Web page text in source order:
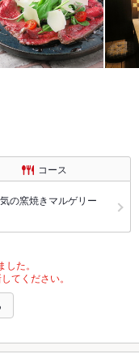
コース
の窯焼きマルゲリー
た。
てください。